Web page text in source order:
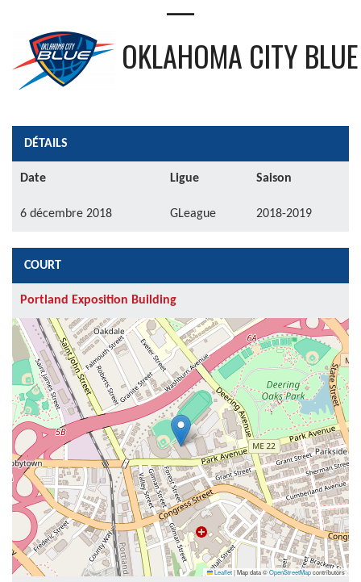
—
OKLAHOMA CITY BLUE
DÉTAILS
Date Ligue Saison
6 décembre 2018 GLeague 2018-2019
COURT
Portland Exposition Building
Leaflet|Map data ©OpenStreetMapcontributors